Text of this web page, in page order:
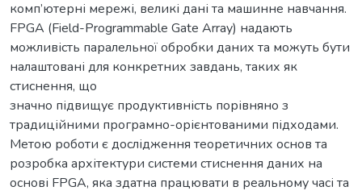
комп’ютерні мережі, великі дані та машинне навчання.
FPGA (Field-Programmable Gate Array) надають
можливість паралельної обробки даних та можуть бути
налаштовані для конкретних завдань, таких як
стиснення, що
значно підвищує продуктивність порівняно з
традиційними програмно-орієнтованими підходами.
Метою роботи є дослідження теоретичних основ та
розробка архітектури системи стиснення даних на
основі FPGA, яка здатна працювати в реальному часі та